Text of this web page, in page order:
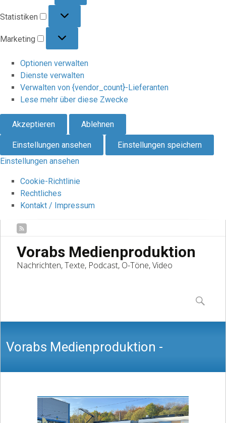
Statistiken
Marketing
Optionen verwalten
Dienste verwalten
Verwalten von {vendor_count}-Lieferanten
Lese mehr über diese Zwecke
Akzeptieren Ablehnen
Einstellungen ansehen
Einstellungen speichern
Einstellungen ansehen
Cookie-Richtlinie
Rechtliches
Kontakt / Impressum
Vorabs Medienproduktion
Nachrichten, Texte, Podcast, O-Töne, Video
content
Suchen
nach:
Vorabs Medienproduktion -
Nachrichten, Texte, Podcast, O-Töne,